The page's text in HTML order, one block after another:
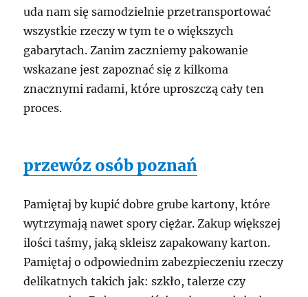
uda nam się samodzielnie przetransportować
wszystkie rzeczy w tym te o większych
gabarytach. Zanim zaczniemy pakowanie
wskazane jest zapoznać się z kilkoma
znacznymi radami, które uproszczą cały ten
proces.
przewóz osób poznań
Pamiętaj by kupić dobre grube kartony, które
wytrzymają nawet spory ciężar. Zakup większej
ilości taśmy, jaką skleisz zapakowany karton.
Pamiętaj o odpowiednim zabezpieczeniu rzeczy
delikatnych takich jak: szkło, talerze czy